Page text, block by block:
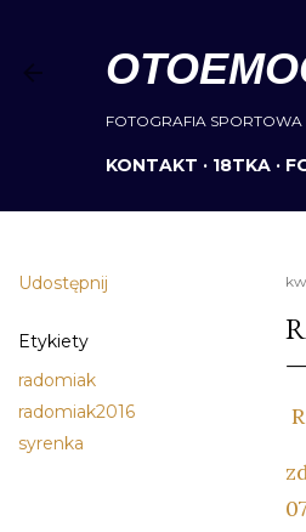
FOTOGRAFIA
KONTAKT 18TKA
Udostępnij
Etykiety
radomiak
radomiak2016
syrenka